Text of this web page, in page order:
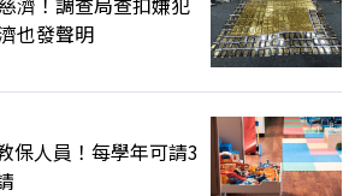
也發聲明
保人員！每學年可請3